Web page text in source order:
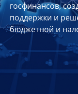
Участники
Планы
отчеты
Контакты
госфинансов,
поддержки и
бюджетной и